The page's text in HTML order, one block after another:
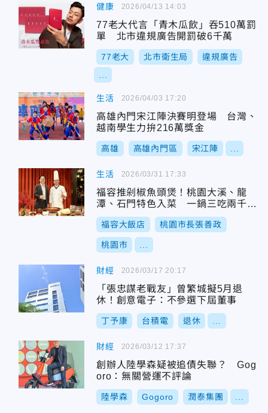
健康
77老大代言「青木瓜飲」吞510萬罰
單 北市違規廣告開罰破6千萬
77老大 北市衛生局 違規廣告
2026/04/13 14:03
生活
高雄內門宋江陣決賽明登場 台灣、
越南學生力拚216萬獎金
高雄 高雄內門區 宋江陣
2026/04/03 17:20
生活
福容推剁椒魚頭煲！桃園大溪、龍
潭、石門特色入菜 一鍋三吃兩千有
找
福容大飯店 桃園市長張善政
桃園市
2026/03/31 17:33
財經
「張忠謀老戰友」曾繁城擬5月退
休！創意電子：不參選下屆董事
丁予康 台積電 退休
2026/03/17 20:17
財經
創辦人陸學森疑被追債失聯？ Gog
oro：無關營運不評論
陸學森 Gogoro 潤泰集團
2026/03/12 17:37